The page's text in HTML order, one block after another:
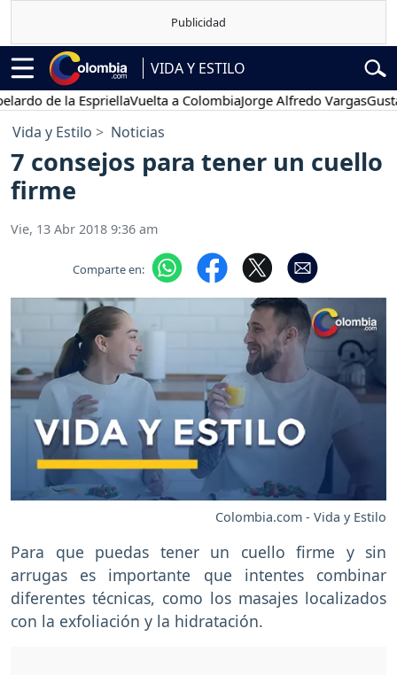
VIDA Y ESTILO
de la EspriellaVuelta a ColombiaJorge Alfredo VargasGustavo
Vida y Estilo Noticias
7 consejos para tener un cuello
firme
Vie, 13 Abr 2018 9:36 am
Comparte en:
Colombia.com - Vida y Estilo
Para que puedas tener un cuello firme y sin
arrugas es importante que intentes combinar
diferentes técnicas, como los masajes localizados
con la exfoliación y la hidratación.